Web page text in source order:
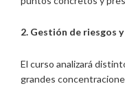
2. Gestión de riesgos
El curso analizará
grandes